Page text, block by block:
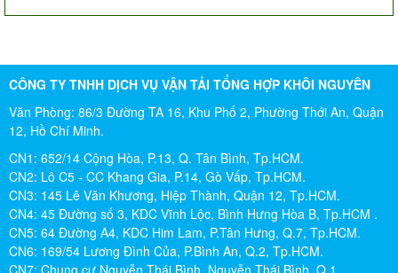
CÔNG TY TNHH DỊCH VỤ VẬN TẢI TỔNG HỢP KHÔI NGUYÊN
Văn Phòng: 86/3 Đường TA 16, Khu Phố 2, Phường Thới An, Quận
12, Hồ Chí Minh.
CN1: 652/14 Cộng Hòa, P.13, Q. Tân Bình, Tp.HCM.
CN2: Lô C5 - CC Khang Gia, P.14, Gò Vấp, Tp.HCM.
CN3: 145 Lê Văn Khương, Hiệp Thành, Quận 12, Tp.HCM.
CN4: 45 Đường số 3, KDC Vĩnh Lộc, Bình Hưng Hòa B, Tp.HCM .
CN5: 64 Đường A4, KDC Him Lam, P.Tân Hưng, Q.7, Tp.HCM.
CN6: 169/54 Lương Đình Của, P.Bình An, Q.2, Tp.HCM.
CN7: Chung cư Nguyễn Thái Bình, Nguyễn Thái Bình, Q.1,